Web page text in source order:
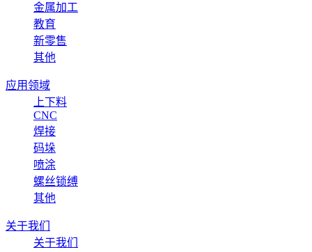
金属加工
教育
新零售
其他
应用领域
上下料
CNC
焊接
码垛
喷涂
螺丝锁缚
其他
关于我们
关于我们